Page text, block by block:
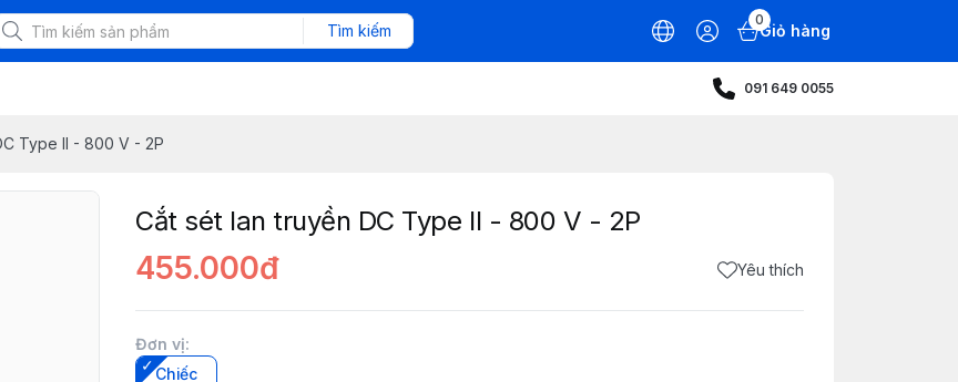
Tìm kiếm
0
Giỏ hàng
091 649 0055
Type II - 800 V - 2P
Cắt sét lan truyền DC Type II - 800 V - 2P
455.000đ Yêu thích
Đơn vị:
Chiếc